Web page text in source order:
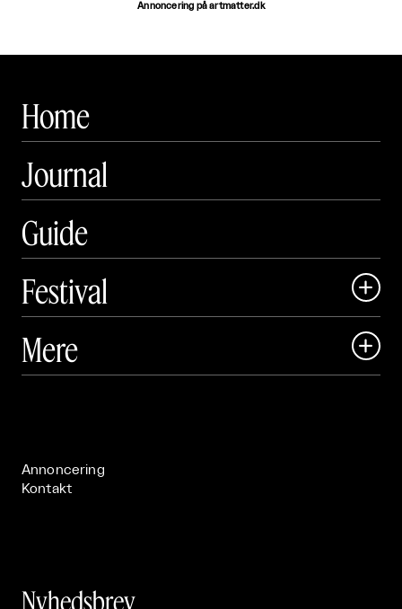
Annoncering på artmatter.dk
Home
Journal
Guide
Festival

 Art Matter Festival
Mere 
Annoncering
Kontakt
Nyhedsbrev